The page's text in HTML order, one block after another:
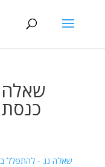
שאלה
שאלה נג - להתפלל